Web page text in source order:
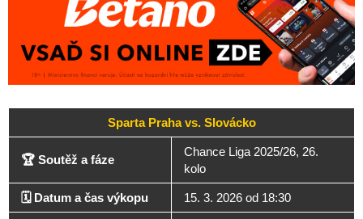
Sparta Praha vs. Slovácko
🏆 Soutěž a fáze
Chance Liga 2025/26, 26.
kolo
🗓️ Datum a čas výkopu 15. 3. 2026 od 18:30